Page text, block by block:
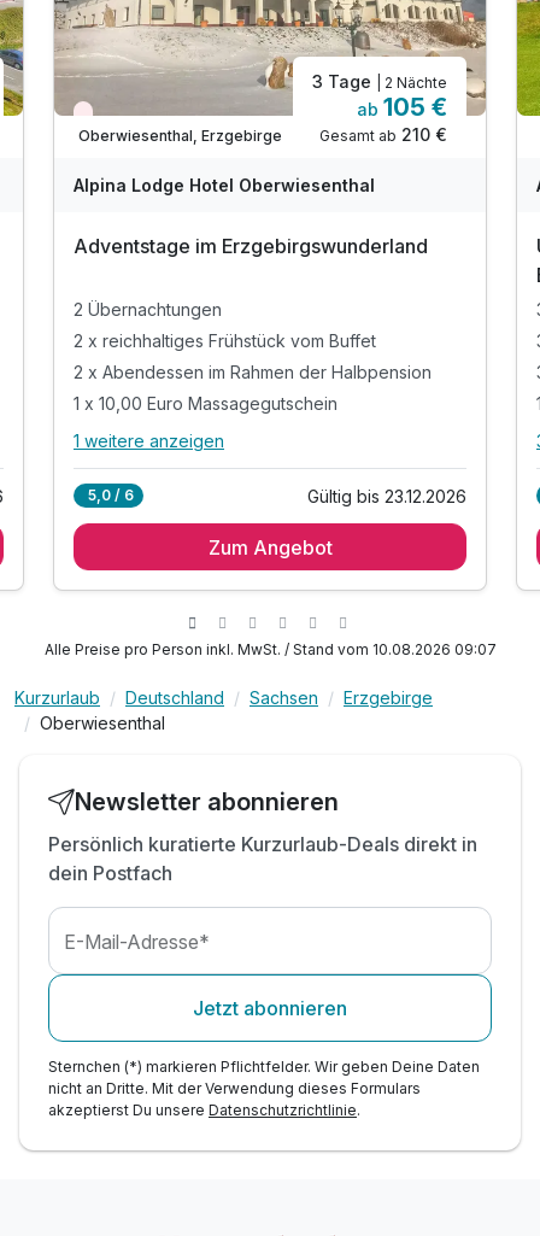
Wieder frei ab November
Oberwiesenthal, Erzgebirge
3 Tage | 2 Nächte
ab 105 €
Gesamt ab 210 €
Alpina Lodge Hotel Oberwiesenthal
Adventstage im Erzgebirgswunderland
2 Übernachtungen
2 x reichhaltiges Frühstück vom Buffet
2 x Abendessen im Rahmen der Halbpension
1 x 10,00 Euro Massagegutschein
Alle Inklusivleistungen
2 x reichhaltiges Frühstück vom Buffet
1 x 1 Becher Punsch oder Glühwein
1 weitere anzeigen
5,0 / 6 Gültig bis 23.12.2026
Zum Angebot
Alle Preise pro Person inkl. MwSt. / Stand vom 10.08.2026 09:07
Kurzurlaub Deutschland Sachsen
Erzgebirge
Oberwiesenthal
Newsletter abonnieren
Persönlich kuratierte Kurzurlaub-Deals direkt in
dein Postfach
E-Mail-Adresse*
Jetzt abonnieren
Sternchen (*) markieren Pflichtfelder. Wir geben Deine Daten
nicht an Dritte. Mit der Verwendung dieses Formulars
akzeptierst Du unsere Datenschutzrichtlinie.